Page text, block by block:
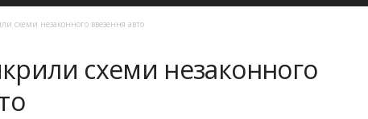
схеми незаконного ввезення авто
схеми незаконного